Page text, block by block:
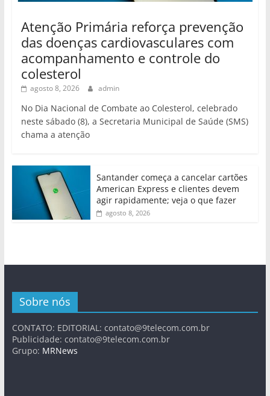
Atenção Primária reforça prevenção
das doenças cardiovasculares com
acompanhamento e controle do
colesterol
agosto 8, 2026 admin
No Dia Nacional de Combate ao Colesterol, celebrado
neste sábado (8), a Secretaria Municipal de Saúde (SMS)
chama a atenção
Santander começa a cancelar cartões
American Express e clientes devem
agir rapidamente; veja o que fazer
agosto 8, 2026
Sobre nós
CONTATO: EDITORIAL: contato@9telecom.com.br
Publicidade: contato@9telecom.com.br
Grupo: MRNews